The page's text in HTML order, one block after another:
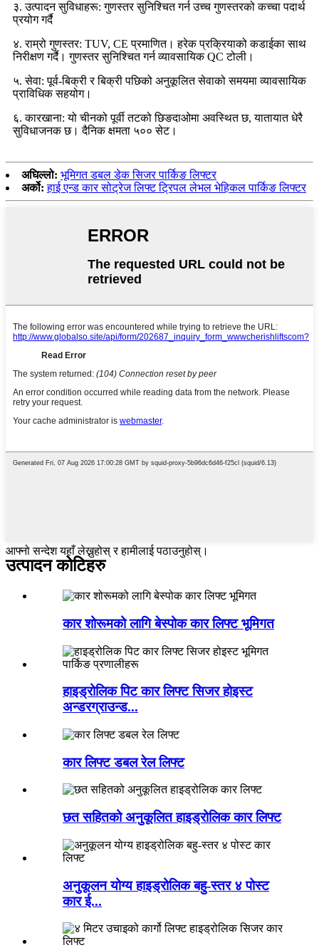
३. उत्पादन सुविधाहरू: गुणस्तर सुनिश्चित गर्न उच्च गुणस्तरको कच्चा पदार्थ
प्रयोग गर्दै
४. राम्रो गुणस्तर: TUV, CE प्रमाणित। हरेक प्रक्रियाको कडाईका साथ
निरीक्षण गर्दै। गुणस्तर सुनिश्चित गर्न व्यावसायिक QC टोली।
५. सेवा: पूर्व-बिक्री र बिक्री पछिको अनुकूलित सेवाको समयमा व्यावसायिक
प्राविधिक सहयोग।
६. कारखाना: यो चीनको पूर्वी तटको छिङदाओमा अवस्थित छ, यातायात धेरै
सुविधाजनक छ। दैनिक क्षमता ५०० सेट।
अघिल्लो: भूमिगत डबल डेक सिजर पार्किङ लिफ्टर
अर्को: हाई एन्ड कार सोट्रेज लिफ्ट ट्रिपल लेभल भेहिकल पार्किङ लिफ्टर
आफ्नो सन्देश यहाँ लेख्नुहोस् र हामीलाई पठाउनुहोस्।
उत्पादन कोटिहरु
कार शोरूमको लागि बेस्पोक कार लिफ्ट भूमिगत
हाइड्रोलिक पिट कार लिफ्ट सिजर होइस्ट
अन्डरग्राउन्ड...
कार लिफ्ट डबल रेल लिफ्ट
छत सहितको अनुकूलित हाइड्रोलिक कार लिफ्ट
अनुकूलन योग्य हाइड्रोलिक बहु-स्तर ४ पोस्ट
कार ई...